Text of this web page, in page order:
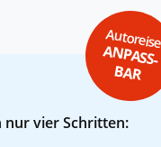
ANPASS-
BAR
nur vier Schritten: